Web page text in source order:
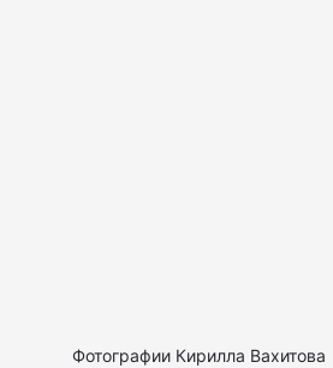
Фотографии Кирилла Вахитова